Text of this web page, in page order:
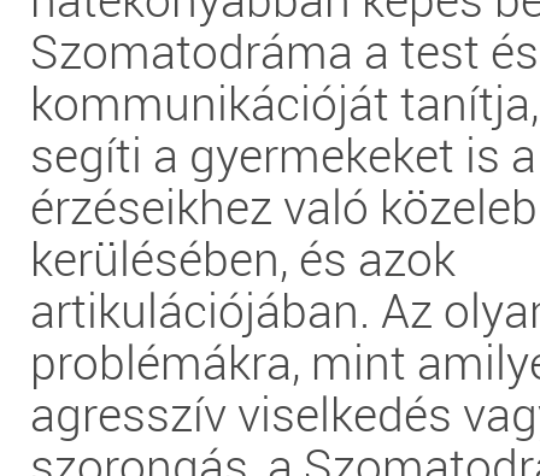
Szomatodráma a test
kommunikációját
segíti a gyermekeket is
érzéseikhez való
kerülésében, és azok
artikulációjában. Az
problémákra, mint
agresszív viselkedés